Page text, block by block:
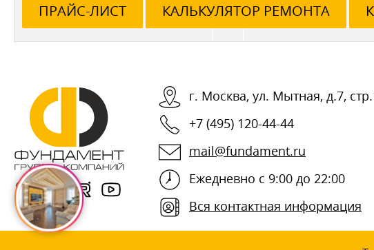
ПРАЙС-ЛИСТ КАЛЬКУЛЯТОР РЕМОНТА
г. Москва, ул. Мытная, д.7,
+7 (495) 120-44-44
mail@fundament.ru
Ежедневно с 9:00 до 22:00
Вся контактная информация